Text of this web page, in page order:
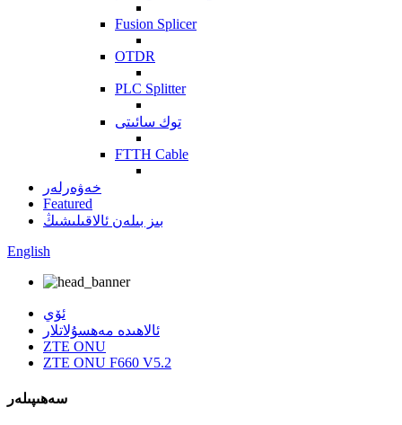
Fusion Splicer
OTDR
PLC Splitter
توك سائىتى
FTTH Cable
خەۋەرلەر
Featured
بىز بىلەن ئالاقىلىشىڭ
English
ئۆي
ئالاھىدە مەھسۇلاتلار
ZTE ONU
ZTE ONU F660 V5.2
سەھىپىلەر